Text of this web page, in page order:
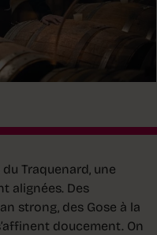
Traquenard, une
alignées. Des
strong, des Gose à la
doucement. On